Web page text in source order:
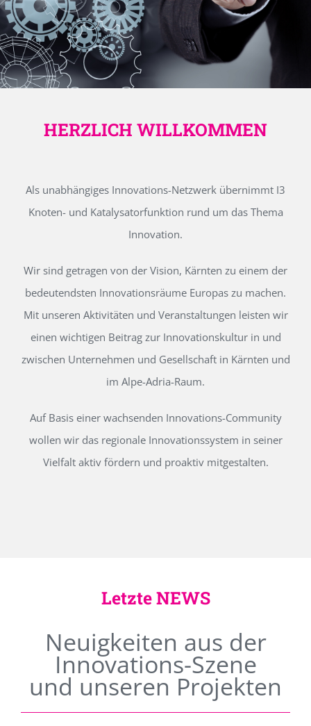
HERZLICH WILLKOMMEN
Als unabhängiges Innovations-Netzwerk übernimmt I3
Knoten- und Katalysatorfunktion rund um das Thema
Innovation.
Wir sind getragen von der Vision, Kärnten zu einem der
bedeutendsten Innovationsräume Europas zu machen.
Mit unseren Aktivitäten und Veranstaltungen leisten wir
einen wichtigen Beitrag zur Innovationskultur in und
zwischen Unternehmen und Gesellschaft in Kärnten und
im Alpe-Adria-Raum.
Auf Basis einer wachsenden Innovations-Community
wollen wir das regionale Innovationssystem in seiner
Vielfalt aktiv fördern und proaktiv mitgestalten.
Letzte NEWS
Neuigkeiten aus der
Innovations-Szene
und unseren Projekten